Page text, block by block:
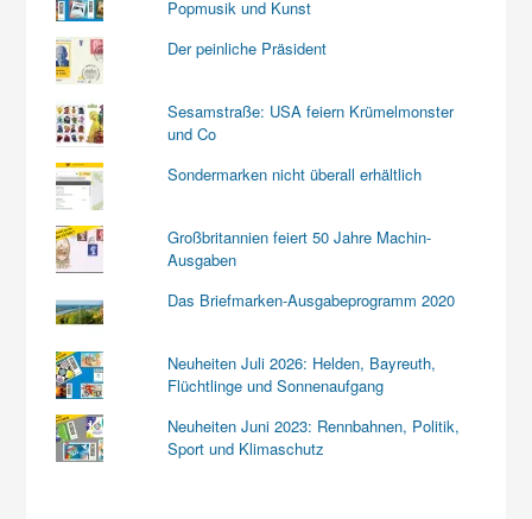
Popmusik und Kunst
Der peinliche Präsident
Sesamstraße: USA feiern Krümelmonster
und Co
Sondermarken nicht überall erhältlich
Großbritannien feiert 50 Jahre Machin-
Ausgaben
Das Briefmarken-Ausgabeprogramm 2020
Neuheiten Juli 2026: Helden, Bayreuth,
Flüchtlinge und Sonnenaufgang
Neuheiten Juni 2023: Rennbahnen, Politik,
Sport und Klimaschutz